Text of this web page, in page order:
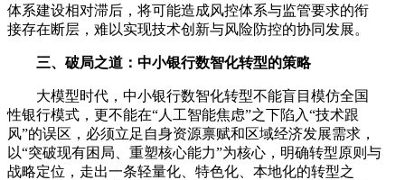
体系建设相对滞后，将可能造成风控体系与监管要求的衔
接存在断层，难以实现技术创新与风险防控的协同发展。
三、破局之道：中小银行数智化转型的策略
大模型时代，中小银行数智化转型不能盲目模仿全国
性银行模式，更不能在“人工智能焦虑”之下陷入“技术跟
风”的误区，必须立足自身资源禀赋和区域经济发展需求，
以“突破现有困局、重塑核心能力”为核心，明确转型原则与
战略定位，走出一条轻量化、特色化、本地化的转型之